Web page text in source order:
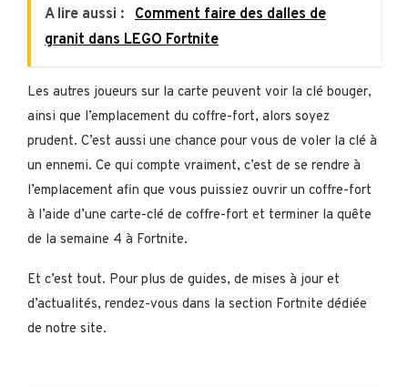
A lire aussi :
Comment faire des dalles de
granit dans LEGO Fortnite
Les autres joueurs sur la carte peuvent voir la clé bouger,
ainsi que l’emplacement du coffre-fort, alors soyez
prudent. C’est aussi une chance pour vous de voler la clé à
un ennemi. Ce qui compte vraiment, c’est de se rendre à
l’emplacement afin que vous puissiez ouvrir un coffre-fort
à l’aide d’une carte-clé de coffre-fort et terminer la quête
de la semaine 4 à Fortnite.
Et c’est tout. Pour plus de guides, de mises à jour et
d’actualités, rendez-vous dans la section Fortnite dédiée
de notre site.